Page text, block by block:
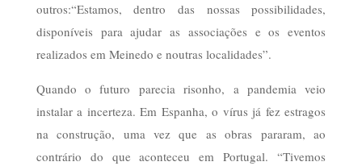
outros:“Estamos, dentro das nossas possibilidades,
disponíveis para ajudar as associações e os eventos
realizados em Meinedo e noutras localidades”.
Quando o futuro parecia risonho, a pandemia veio
instalar a incerteza. Em Espanha, o vírus já fez estragos
na construção, uma vez que as obras pararam, ao
contrário do que aconteceu em Portugal. “Tivemos